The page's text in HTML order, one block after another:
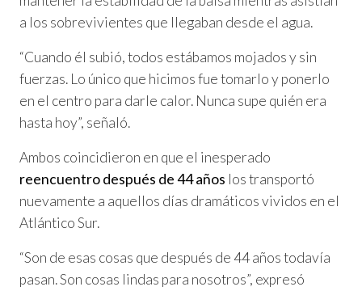
a los sobrevivientes que llegaban desde el agua.
“Cuando él subió, todos estábamos mojados y sin
fuerzas. Lo único que hicimos fue tomarlo y ponerlo
en el centro para darle calor. Nunca supe quién era
hasta hoy”, señaló.
Ambos coincidieron en que el inesperado
reencuentro después de 44 años los transportó
nuevamente a aquellos días dramáticos vividos en el
Atlántico Sur.
“Son de esas cosas que después de 44 años todavía
pasan. Son cosas lindas para nosotros”, expresó